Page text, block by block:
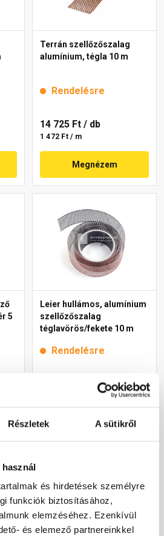
Részletek A sütikről
és hirdetések személyre
funkciók biztosításához,
elemzéséhez. Ezenkívül
és elemező partnereinkkel
Terrán szellőzőszalag
alumínium, tégla 10 m
Rendelésre
14 725 Ft / db
1 472 Ft / m
Megnézem
5
Leier hullámos, alumínium
szellőzőszalag
téglavörös/fekete 10 m
Rendelésre
Megnézem